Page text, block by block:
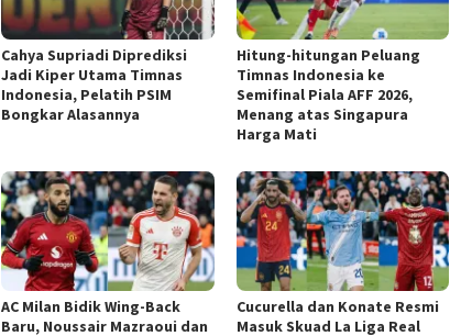
Cahya Supriadi Diprediksi
Jadi Kiper Utama Timnas
Indonesia, Pelatih PSIM
Bongkar Alasannya
Hitung-hitungan Peluang
Timnas Indonesia ke
Semifinal Piala AFF 2026,
Menang atas Singapura
Harga Mati
AC Milan Bidik Wing-Back
Baru, Noussair Mazraoui dan
Cucurella dan Konate Resmi
Masuk Skuad La Liga Real